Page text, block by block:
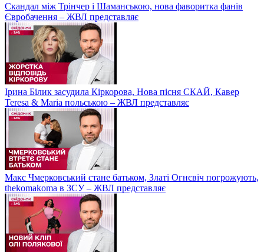
Скандал між Трінчер і Шаманською, нова фаворитка фанів
Євробачення – ЖВЛ представляє
Ірина Білик засудила Кіркорова, Нова пісня СКАЙ, Кавер
Teresa & Maria польською – ЖВЛ представляє
Макс Чмерковський стане батьком, Златі Огнєвіч погрожують,
thekomakoma в ЗСУ – ЖВЛ представляє